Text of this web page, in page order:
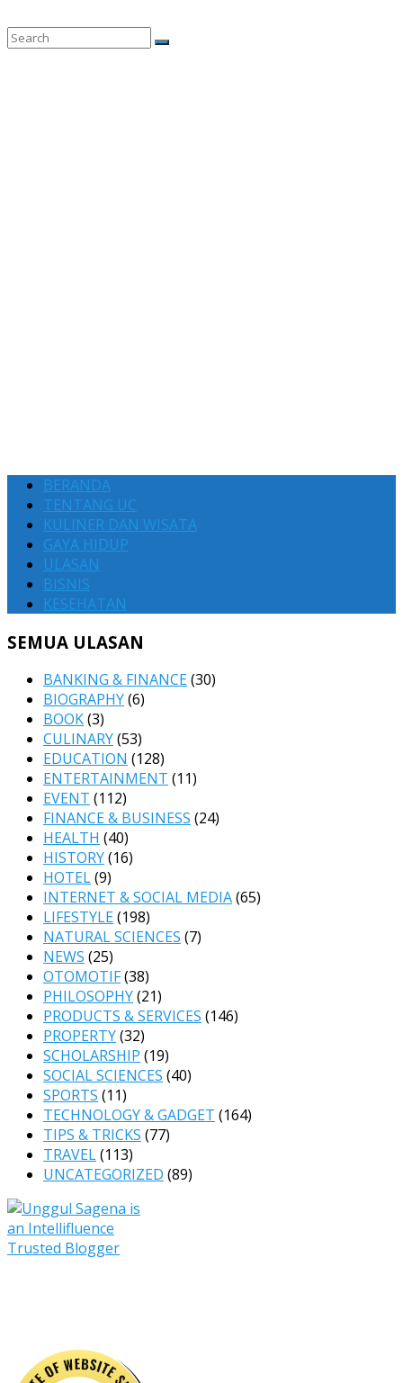
BERANDA
TENTANG UC
KULINER DAN WISATA
GAYA HIDUP
ULASAN
BISNIS
KESEHATAN
SEMUA ULASAN
BANKING & FINANCE(30)
BIOGRAPHY(6)
BOOK(3)
CULINARY(53)
EDUCATION (128)
ENTERTAINMENT (11)
EVENT (112)
FINANCE & BUSINESS (24)
HEALTH (40)
HISTORY(16)
HOTEL(9)
INTERNET & SOCIAL MEDIA(65)
LIFESTYLE(198)
NATURAL SCIENCES (7)
NEWS (25)
OTOMOTIF(38)
PHILOSOPHY(21)
PRODUCTS & SERVICES (146)
PROPERTY(32)
SCHOLARSHIP (19)
SOCIAL SCIENCES (40)
SPORTS (11)
TECHNOLOGY & GADGET (164)
TIPS & TRICKS (77)
TRAVEL(113)
UNCATEGORIZED (89)